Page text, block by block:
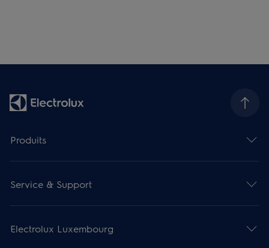
Produits
Service & Support
Electrolux Luxembourg